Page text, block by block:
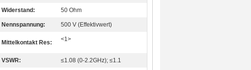
Widerstand: 50 Ohm
Nennspannung: 500 V (Effektivwert)
Mittelkontakt Res: <1>
VSWR: ≤1.08 (0-2.2GHz); ≤1.1